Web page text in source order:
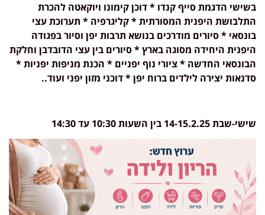
בשישי הדגמת סייף קנדו * דוכן קימונו ויוקאטה להכרת
התלבושת היפנית המסורתית * קליגרפיה * תערוכת עצי
בונסאי * סיורים מודרכים בנושא תרבות יפן וסיור בפגודה
היפנית היחידה מסוגה בארץ * סיורים בין עצי הדובדבן וחלקת
הבונסאי החדשה * ציורי נוף יפניים * הכנת מניפות יפניות *
סדנאות יצירה לילדים ברוח יפן * דוכני מזון יפני ועוד..
שישי-שבת 14-15.2.25 בין השעות 10:30 עד 14:30